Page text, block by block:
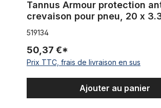
Tannus Armour protection
crevaison
519134
50,37 €*
Prix TTC, frais de livraison en sus
Ajouter au panier